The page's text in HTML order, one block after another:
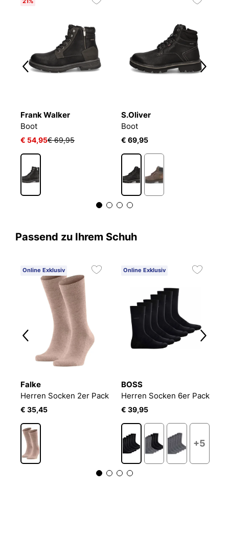
Frank Walker
Boot
€ 54,95€ 69,95
S.Oliver
Boot
€ 69,95
Passend zu Ihrem Schuh
Online Exklusiv
Falke
Herren Socken 2er Pack
€ 35,45
Online Exklusiv
BOSS
Herren Socken 6er Pack
€ 39,95
+5